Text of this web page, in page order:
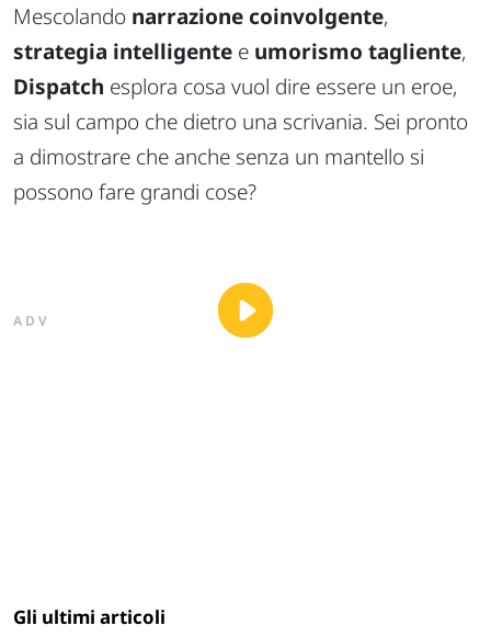
Mescolando narrazione coinvolgente,
strategia intelligente e umorismo tagliente,
Dispatch esplora cosa vuol dire essere un eroe,
sia sul campo che dietro una scrivania. Sei pronto
a dimostrare che anche senza un mantello si
possono fare grandi cose?
ADV
Gli ultimi articoli